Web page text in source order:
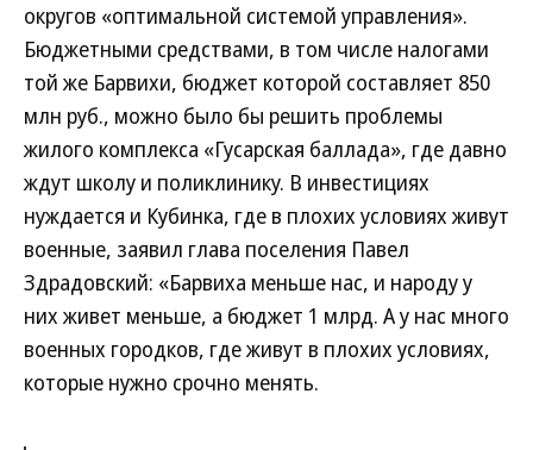
округов «оптимальной системой управления».
Бюджетными средствами, в том числе налогами
той же Барвихи, бюджет которой составляет 850
млн руб., можно было бы решить проблемы
жилого комплекса «Гусарская баллада», где давно
ждут школу и поликлинику. В инвестициях
нуждается и Кубинка, где в плохих условиях живут
военные, заявил глава поселения Павел
Здрадовский: «Барвиха меньше нас, и народу у
них живет меньше, а бюджет 1 млрд. А у нас много
военных городков, где живут в плохих условиях,
которые нужно срочно менять.